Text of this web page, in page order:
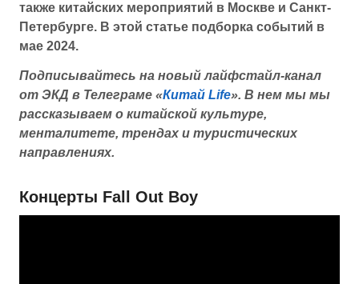
также китайских мероприятий в Москве и Санкт-
Петербурге. В этой статье подборка событий в
мае 2024.
Подписывайтесь на новый лайфстайл-канал
от ЭКД в Телеграме «Китай Life». В нем мы мы
рассказываем о китайской культуре,
менталитете, трендах и туристических
направлениях.
Концерты Fall Out Boy